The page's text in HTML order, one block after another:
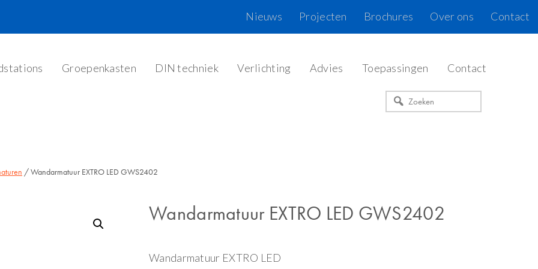
Contact
Over ons
Brochures
Projecten
Nieuws
Groepenkasten DIN techniek Verlichting Advies Toepassingen Contact
Zoeken
/ Wandarmatuur EXTRO LED GWS2402
Wandarmatuur EXTRO LED GWS2402
Wandarmatuur EXTRO LED